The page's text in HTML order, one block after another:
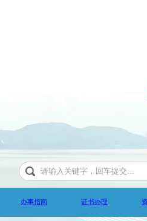
办事指南 证书办理